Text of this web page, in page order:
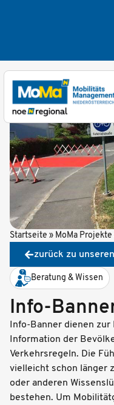
Startseite » MoMa Projekte
zurück zu
Beratung & Wissen
Info-
Info-Banner dienen
Information der
Verkehrsregeln. Die
vielleicht schon länger
oder anderen
bestehen. Um